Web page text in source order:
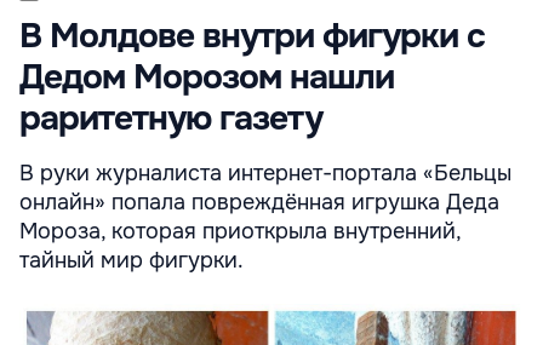
В Молдове внутри фигурки с
Дедом Морозом нашли
раритетную газету
В руки журналиста интернет-портала «Бельцы
онлайн» попала повреждённая игрушка Деда
Мороза, которая приоткрыла внутренний,
тайный мир фигурки.